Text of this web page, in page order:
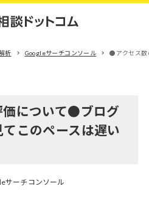
析 Googleサーチコンソール ●アクセス数
について●ブログ
このペースは遅い
サーチコンソール